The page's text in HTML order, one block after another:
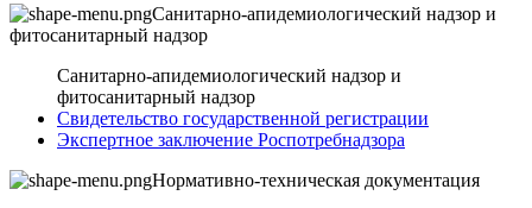
Санитарно-апидемиологический надзор и
фитосанитарный надзор
Санитарно-апидемиологический надзор и
фитосанитарный надзор
Свидетельство государственной регистрации
Экспертное заключение Роспотребнадзора
Нормативно-техническая документация